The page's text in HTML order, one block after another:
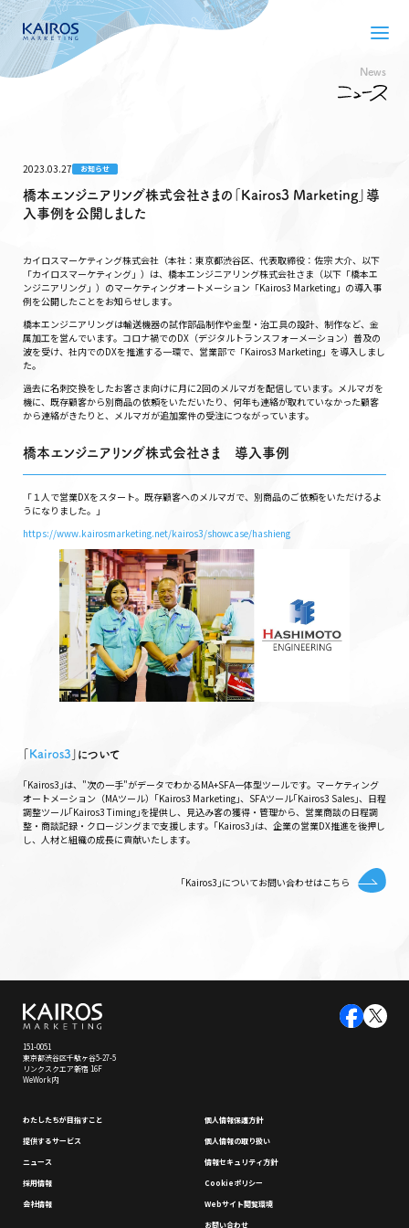
News
2023.03.27 お知らせ
橋本エンジニアリング株式会社さまの「Kairos3 Marketing」導
入事例を公開しました
カイロスマーケティング株式会社（本社：東京都渋谷区、代表取締役：佐宗 大介、以下
「カイロスマーケティング」）は、橋本エンジニアリング株式会社さま（以下「橋本エ
ンジニアリング」）のマーケティングオートメーション「Kairos3 Marketing」の導入事
例を公開したことをお知らせします。
橋本エンジニアリングは輸送機器の試作部品制作や金型・治工具の設計、制作など、金
属加工を営んでいます。コロナ禍でのDX（デジタルトランスフォーメーション）普及の
波を受け、社内でのDXを推進する一環で、営業部で「Kairos3 Marketing」を導入しまし
た。
過去に名刺交換をしたお客さま向けに月に2回のメルマガを配信しています。メルマガを
機に、既存顧客から別商品の依頼をいただいたり、何年も連絡が取れていなかった顧客
から連絡がきたりと、メルマガが追加案件の受注につながっています。
橋本エンジニアリング株式会社さま 導入事例
「１人で営業DXをスタート。既存顧客へのメルマガで、別商品のご依頼をいただけるよ
うになりました。」
https://www.kairosmarketing.net/kairos3/showcase/hashieng
Kairos3 ｣について
｢Kairos3｣は、"次の一手"がデータでわかるMA+SFA一体型ツールです。マーケティング
オートメーション（MAツール）｢Kairos3 Marketing｣、SFAツール｢Kairos3 Sales｣、日程
調整ツール｢Kairos3 Timing｣を提供し、見込み客の獲得・管理から、営業商談の日程調
整・商談記録・クロージングまで支援します。｢Kairos3｣は、企業の営業DX推進を後押し
し、人材と組織の成長に貢献いたします。
｢Kairos3｣についてお問い合わせはこちら
151-0051
東京都渋谷区千駄ヶ谷5-27-5
リンクスクエア新宿 16F
WeWork内
わたしたちが⽬指すこと
提供するサービス
ニュース
採⽤情報
会社情報
個⼈情報保護⽅針
個⼈情報の取り扱い
情報セキュリティ⽅針
Cookieポリシー
Webサイト閲覧環境
お問い合わせ